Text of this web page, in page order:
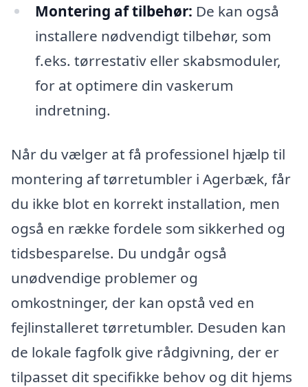
Montering af tilbehør: De kan også
installere nødvendigt tilbehør, som
f.eks. tørrestativ eller skabsmoduler,
for at optimere din vaskerum
indretning.
Når du vælger at få professionel hjælp til
montering af tørretumbler i Agerbæk, får
du ikke blot en korrekt installation, men
også en række fordele som sikkerhed og
tidsbesparelse. Du undgår også
unødvendige problemer og
omkostninger, der kan opstå ved en
fejlinstalleret tørretumbler. Desuden kan
de lokale fagfolk give rådgivning, der er
tilpasset dit specifikke behov og dit hjems